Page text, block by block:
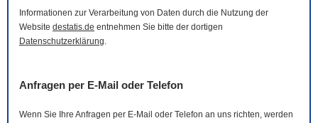
Informationen zur Verarbeitung von Daten durch die Nutzung der
Website destatis.de entnehmen Sie bitte der dortigen
Datenschutzerklärung.
Anfragen per E-Mail oder Telefon
Wenn Sie Ihre Anfragen per E-Mail oder Telefon an uns richten, werden